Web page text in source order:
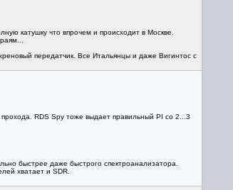
катушку что впрочем и происходит в Москве.
передатчик. Все Итальянцы и даже Вигинтос с
RDS Spy тоже выдает правильный PI со 2...3
быстрее даже быстрого спектроанализатора.
хватает и SDR.